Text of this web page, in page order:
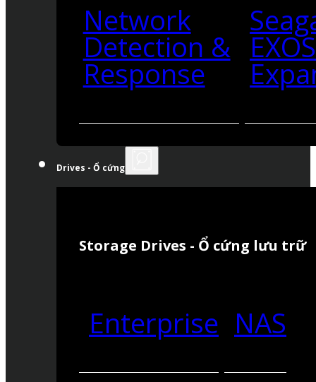
Network
Detection &
Response
EXOS
Drives - Ổ cứng
Storage Drives - Ổ cứng lưu trữ
Enterprise NAS